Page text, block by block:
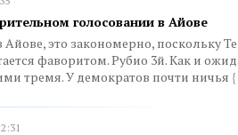
голосовании в Айове
Айове, это закономерно, поскольку
фаворитом. Рубио 3й. Как и
тремя. У демократов почти ничья {